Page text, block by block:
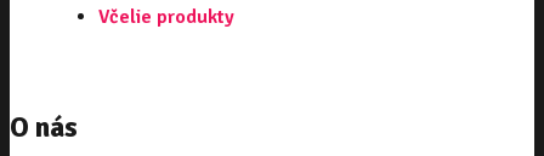
Včelie produkty
O nás